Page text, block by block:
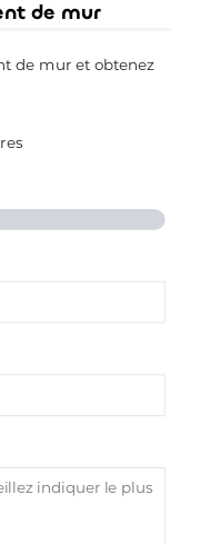
de mur
de mur et obtenez